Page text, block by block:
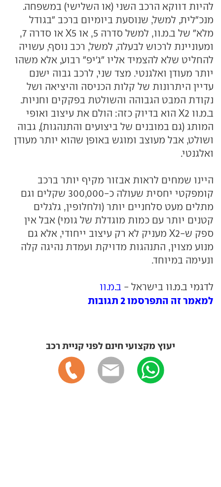
להיות דווקא הרכב השני (או השלישי) במשפחה.
מנכ"לית, למשל, שנוסעת ביומיום ברכב "בגודל
מלא" של ב.מ.וו, למשל סדרה 5, או X5 או סדרה 7,
ומעוניינת לרכוש לבעלה, למשל, רכב נוסף, עשויה
להחליט שלא להצמיד אליו "ג'יפ" רבוע, אלא משהו
יותר מעודן ואלגנטי. מצד שני, לרכב גבוה ישנם
עדיין היתרונות של קלות הכניסה והיציאה ושל
נקודת המבט הגבוהה והשולטת בפקקים וחניות.
ב.מ.וו X2 הוא בדיוק כזה: הולם את עיצוב ואופי
המותג (גם במובנים של ביצועים והתנהגות), גבוה
ושולט, אבל מעוצב ומוגש באופן שהוא יותר מעודן
ואלגנטי.
היינו שמחים לראות אבזור מקיף יותר ברכב
קומפקטי יחסית שעולה כ-300,000 שקלים וגם
מתלים מעט סלחניים יותר (ולחלופין, גלגלים
קטנים יותר עם כמות מוגדלת של גומי) אבל אין
ספק ש-X2 מעניק לא רק עיצוב ייחודי, אלא גם
מנוע מצוין, התנהגות מדויקת ועמדת נהיגה קלה
ונעימה במיוחד.
לדגמי ב.מ.וו בישראל - ב.מ.וו
למאמר זה התפרסמו 2 תגובות
יעוץ מקצועי חינם לפני קניית רכב